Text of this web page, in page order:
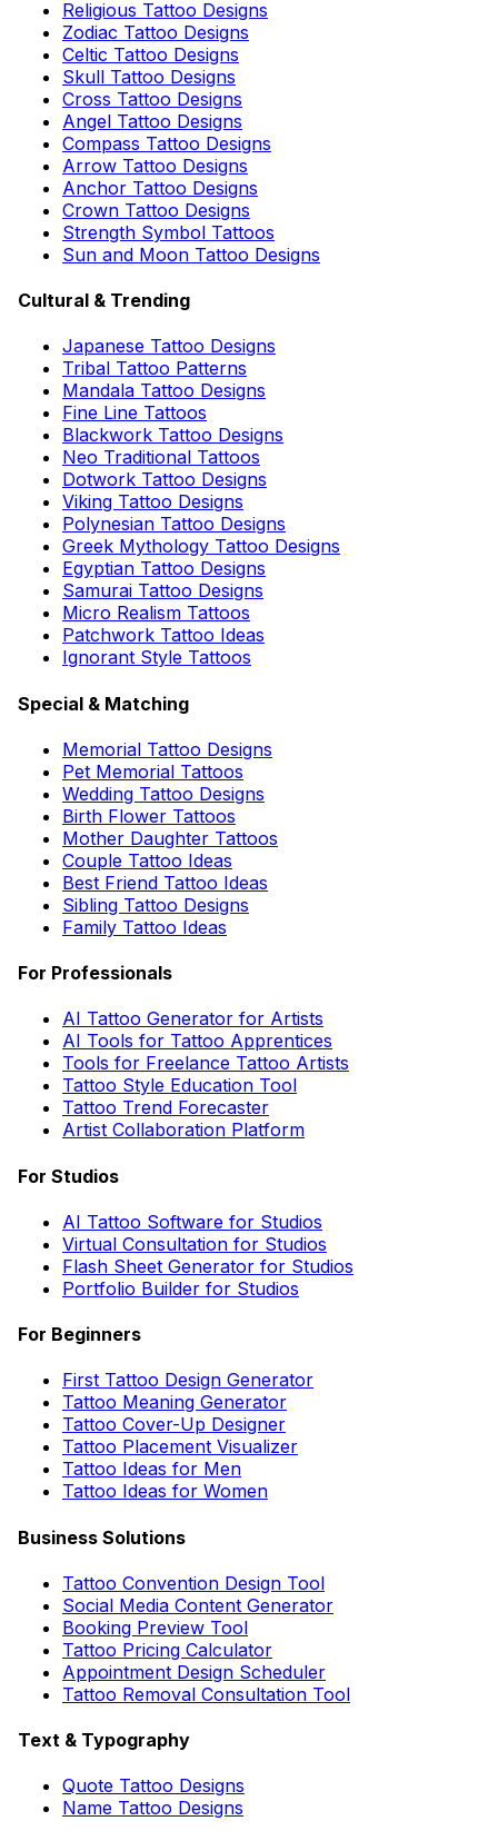
Religious Tattoo Designs
Zodiac Tattoo Designs
Celtic Tattoo Designs
Skull Tattoo Designs
Cross Tattoo Designs
Angel Tattoo Designs
Compass Tattoo Designs
Arrow Tattoo Designs
Anchor Tattoo Designs
Crown Tattoo Designs
Strength Symbol Tattoos
Sun and Moon Tattoo Designs
Cultural & Trending
Japanese Tattoo Designs
Tribal Tattoo Patterns
Mandala Tattoo Designs
Fine Line Tattoos
Blackwork Tattoo Designs
Neo Traditional Tattoos
Dotwork Tattoo Designs
Viking Tattoo Designs
Polynesian Tattoo Designs
Greek Mythology Tattoo Designs
Egyptian Tattoo Designs
Samurai Tattoo Designs
Micro Realism Tattoos
Patchwork Tattoo Ideas
Ignorant Style Tattoos
Special & Matching
Memorial Tattoo Designs
Pet Memorial Tattoos
Wedding Tattoo Designs
Birth Flower Tattoos
Mother Daughter Tattoos
Couple Tattoo Ideas
Best Friend Tattoo Ideas
Sibling Tattoo Designs
Family Tattoo Ideas
For Professionals
AI Tattoo Generator for Artists
AI Tools for Tattoo Apprentices
Tools for Freelance Tattoo Artists
Tattoo Style Education Tool
Tattoo Trend Forecaster
Artist Collaboration Platform
For Studios
AI Tattoo Software for Studios
Virtual Consultation for Studios
Flash Sheet Generator for Studios
Portfolio Builder for Studios
For Beginners
First Tattoo Design Generator
Tattoo Meaning Generator
Tattoo Cover-Up Designer
Tattoo Placement Visualizer
Tattoo Ideas for Men
Tattoo Ideas for Women
Business Solutions
Tattoo Convention Design Tool
Social Media Content Generator
Booking Preview Tool
Tattoo Pricing Calculator
Appointment Design Scheduler
Tattoo Removal Consultation Tool
Text & Typography
Quote Tattoo Designs
Name Tattoo Designs